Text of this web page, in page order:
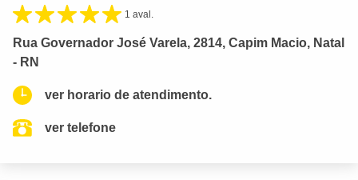
1 aval.
Rua Governador José Varela, 2814, Capim Macio, Natal
- RN
ver horario de atendimento.
ver telefone